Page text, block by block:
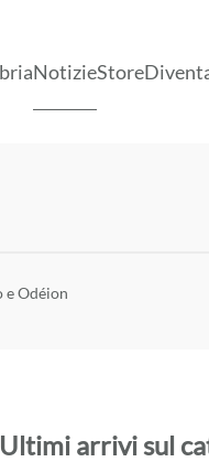
NotizieStore
e Odéion
Ultimi arrivi sul